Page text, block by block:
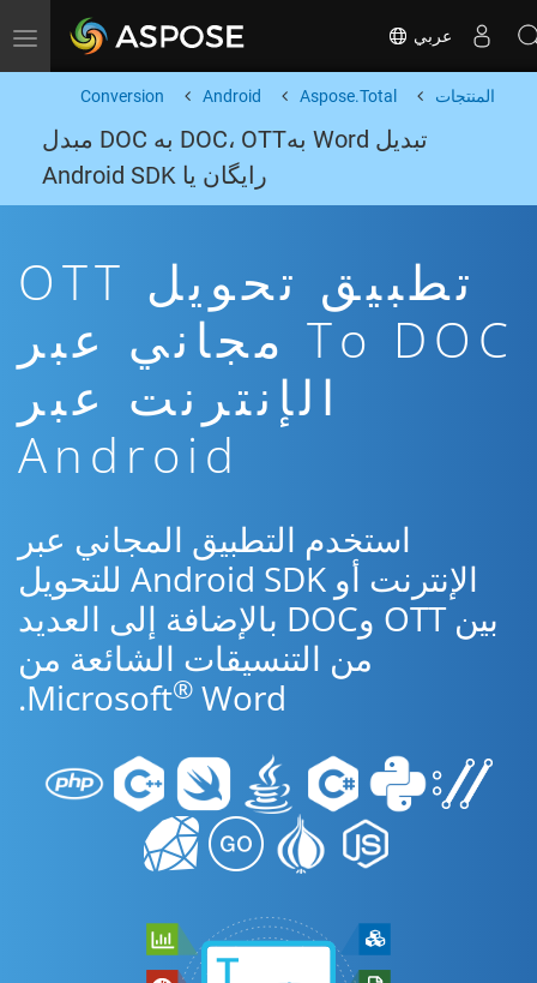
Toggle navigation عربي
المنتجات Aspose.Total
Android
Conversion
تبدیل Word بهDOC، OTT به DOC مبدل
رایگان یا Android SDK
تطبيق تحويل OTT
To DOC مجاني عبر
الإنترنت عبر
Android
استخدم التطبيق المجاني عبر
الإنترنت أو Android SDK للتحويل
بين OTT وDOC بالإضافة إلى العديد
من التنسيقات الشائعة من
Microsoft® Word.